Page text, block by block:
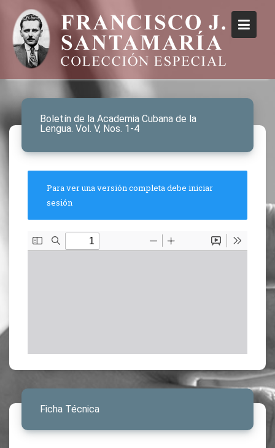
Boletín de la Academia Cubana de la
Lengua. Vol. V, Nos. 1-4
Para ver una versión completa debe iniciar
sesión
Ficha Técnica